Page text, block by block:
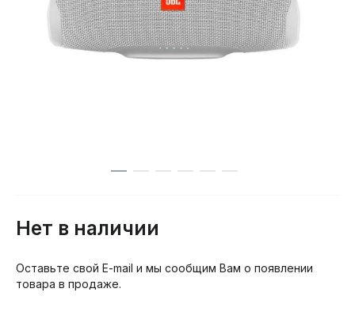
Нет в наличии
Оставьте свой E-mail и мы сообщим Вам о появлении
товара в продаже.